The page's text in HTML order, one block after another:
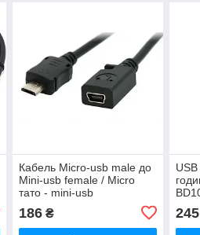
Кабель Micro-usb male до
Mini-usb female / Micro
тато - mini-usb
186₴ 245